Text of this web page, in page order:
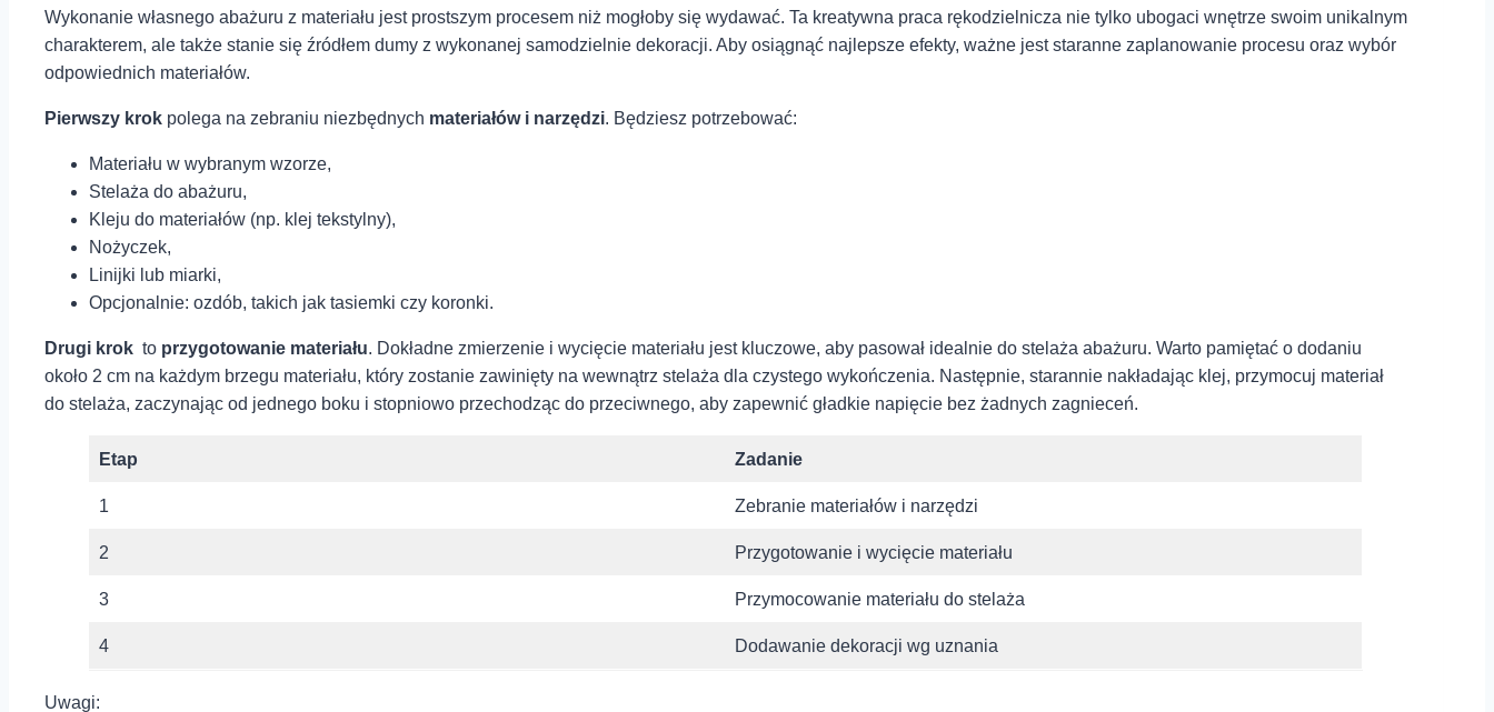
Wykonanie własnego abażuru z materiału jest prostszym procesem niż mogłoby⁢ się wydawać. Ta kreatywna praca ⁤rękodzielnicza nie tylko ubogaci wnętrze ⁣swoim unikalnym
charakterem, ⁢ale także stanie się źródłem dumy z wykonanej samodzielnie‍ dekoracji. Aby osiągnąć najlepsze efekty, ważne jest staranne zaplanowanie ⁣procesu oraz wybór
⁢odpowiednich materiałów.
Pierwszy krok polega na zebraniu niezbędnych materiałów i narzędzi. Będziesz potrzebować:
Materiału w wybranym wzorze,
Stelaża do abażuru,
Kleju do materiałów (np.⁤ klej tekstylny),
Nożyczek,
Linijki lub⁢ miarki,
Opcjonalnie: ozdób, takich jak tasiemki czy koronki.
Drugi krok ⁢ to przygotowanie materiału. Dokładne zmierzenie⁣ i wycięcie materiału jest ⁤kluczowe, aby pasował idealnie do stelaża abażuru. Warto pamiętać o dodaniu
około⁣ 2 cm na każdym brzegu materiału, który zostanie⁤ zawinięty na wewnątrz stelaża dla czystego wykończenia. Następnie, starannie nakładając klej, przymocuj⁣ materiał
do ⁤stelaża, ⁣zaczynając od jednego ⁣boku i stopniowo przechodząc do przeciwnego, aby zapewnić gładkie napięcie bez żadnych zagnieceń.
Etap Zadanie
1 Zebranie⁢ materiałów i ‍narzędzi
2 Przygotowanie ⁣i⁤ wycięcie materiału
3 Przymocowanie materiału do stelaża
4 Dodawanie dekoracji wg uznania
Uwagi: